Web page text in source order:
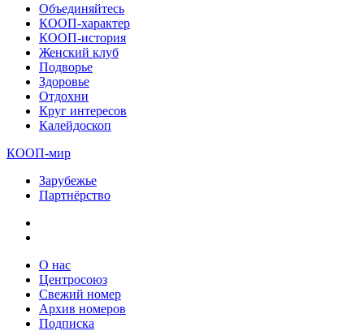
Объединяйтесь
КООП-характер
КООП-история
Женский клуб
Подворье
Здоровье
Отдохни
Круг интересов
Калейдоскоп
КООП-мир
Зарубежье
Партнёрство
О нас
Центросоюз
Свежий номер
Архив номеров
Подписка